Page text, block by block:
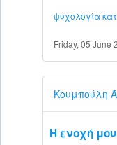
ψυχολογία
Friday, 05 June
Κουμπούλη
Η ενοχή